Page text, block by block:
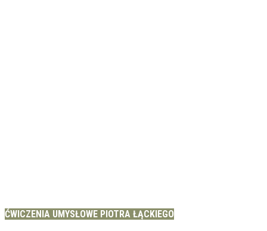
ĆWICZENIA UMYSŁOWE PIOTRA ŁĄCKIEGO